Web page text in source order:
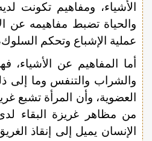
الأشياء، ومفاهيم تكونت
والحياة تضبط مفاهيمه عن
عملية الإشباع وتحكم
أما المفاهيم عن الأشياء،
والشراب والتنفس وما إلى
العضوية، وأن المرأة تشبع
من مظاهر غريزة البقاء
الإنسان يميل إلى إنقاذ